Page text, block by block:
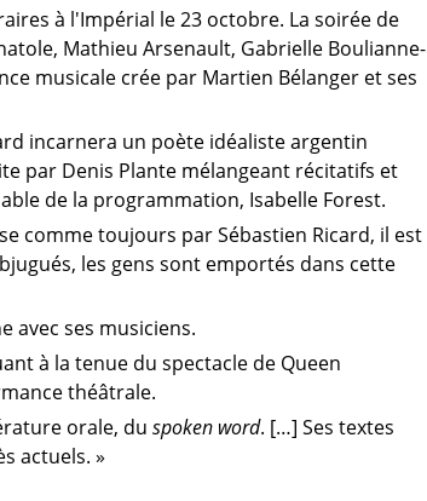
à l'Impérial le 23 octobre. La soirée de
Mathieu Arsenault, Gabrielle Boulianne-
musicale crée par Martien Bélanger et ses
incarnera un poète idéaliste argentin
par Denis Plante mélangeant récitatifs et
de la programmation, Isabelle Forest.
comme toujours par Sébastien Ricard, il est
les gens sont emportés dans cette
avec ses musiciens.
à la tenue du spectacle de Queen
théâtrale.
orale, du spoken word. […] Ses textes
actuels. »